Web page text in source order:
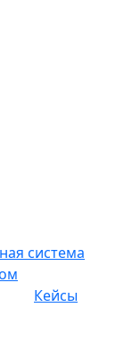
система
Кейсы